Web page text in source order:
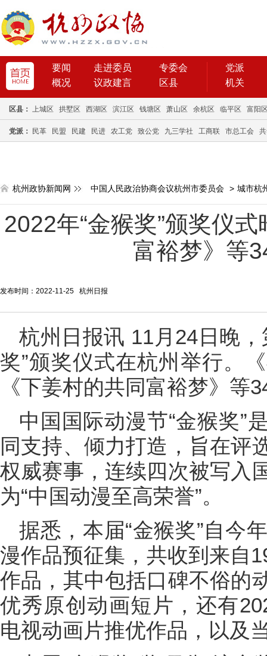
要闻 走进委员
专委会
概况
议政建言 区县
党派
机关
区县： 上城区 拱墅区 西湖区 滨江区 钱塘区 萧山区 余杭区 临平区 富阳
党派： 民革 民盟 民建 民进 农工党 致公党 九三学社 工商联 市总工会
杭州政协新闻网 中国人民政治协商会议杭州市委员会 > 城市杭
2022年“金猴奖”颁奖仪
富裕梦》等
发布时间：2022-11-25 杭州日报
杭州日报讯 11月24日晚
奖”颁奖仪式在杭州举行。
《下姜村的共同富裕梦》等
中国国际动漫节“金猴奖”
同支持、倾力打造，旨在评
权威赛事，连续四次被写入
为“中国动漫至高荣誉”。
据悉，本届“金猴奖”自今
漫作品预征集，共收到来自
作品，其中包括口碑不俗的
优秀原创动画短片，还有
电视动画片推优作品，以及